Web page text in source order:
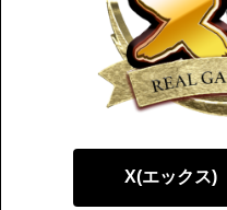
X(エックス)